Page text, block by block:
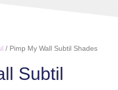
/ Pimp My Wall Subtil Shades
Subtil